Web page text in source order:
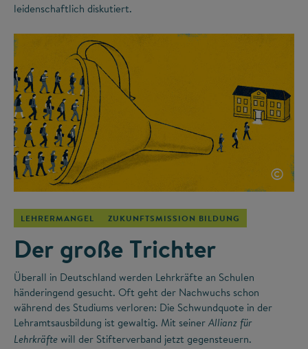
leidenschaftlich diskutiert.
©
LEHRERMANGEL ZUKUNFTSMISSION BILDUNG
Der große Trichter
Überall in Deutschland werden Lehrkräfte an Schulen
händeringend gesucht. Oft geht der Nachwuchs schon
während des Studiums verloren: Die Schwundquote in der
Lehramtsausbildung ist gewaltig. Mit seiner Allianz für
Lehrkräfte will der Stifterverband jetzt gegensteuern.